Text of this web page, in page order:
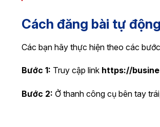
Cách đăng bài tự
Các bạn hãy thực hiện theo các
Bước 1: Truy cập link https://
Bước 2: Ở thanh công cụ bên tay